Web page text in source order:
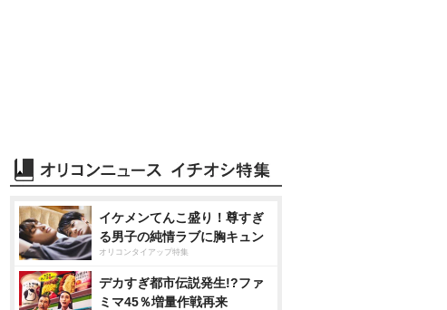
イケメンてんこ盛り！尊すぎ
る男子の純情ラブに胸キュン
オリコンタイアップ特集
デカすぎ都市伝説発生!?ファ
ミマ45％増量作戦再来